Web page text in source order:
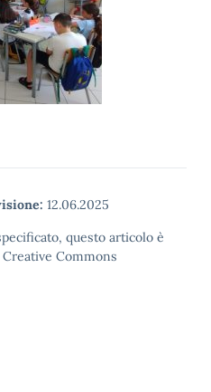
12.06.2025
questo articolo è
Commons